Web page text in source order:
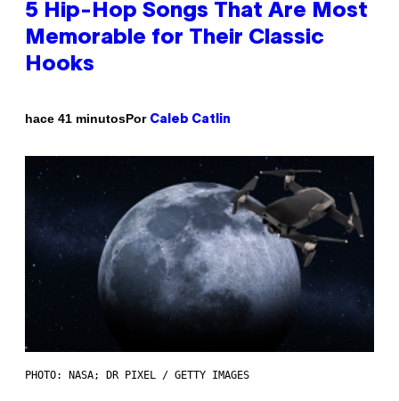
5 Hip-Hop Songs That Are Most
Memorable for Their Classic
Hooks
hace 41 minutosPor Caleb Catlin
PHOTO: NASA; DR PIXEL / GETTY IMAGES